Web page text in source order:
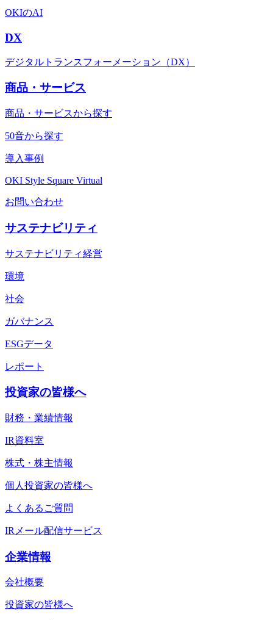
OKIのAI
DX
デジタルトランスフォーメーション（DX）
商品・サービス
商品・サービスから探す
50音から探す
導入事例
OKI Style Square Virtual
お問い合わせ
サステナビリティ
サステナビリティ経営
環境
社会
ガバナンス
ESGデータ
レポート
投資家の皆様へ
財務・業績情報
IR資料室
株式・株主情報
個人投資家の皆様へ
よくあるご質問
IRメール配信サービス
企業情報
会社概要
投資家の皆様へ